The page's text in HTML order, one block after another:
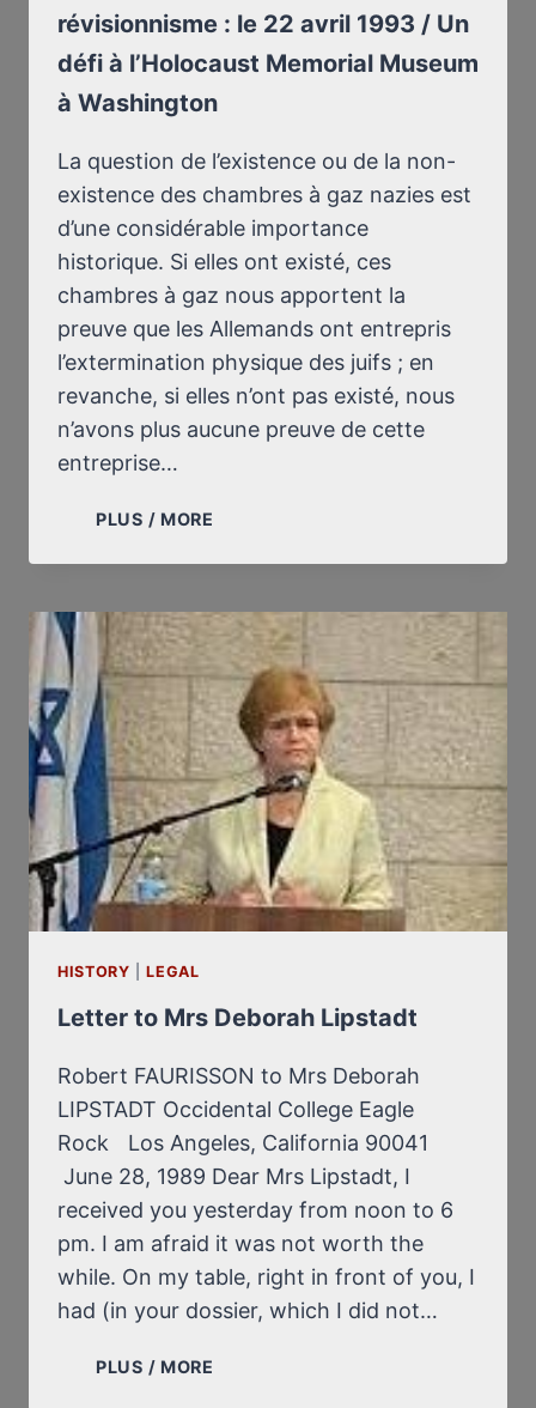
révisionnisme : le 22 avril 1993 / Un
défi à l’Holocaust Memorial Museum
à Washington
La question de l’existence ou de la non-
existence des chambres à gaz nazies est
d’une considérable importance
historique. Si elles ont existé, ces
chambres à gaz nous apportent la
preuve que les Allemands ont entrepris
l’extermination physique des juifs ; en
revanche, si elles n’ont pas existé, nous
n’avons plus aucune preuve de cette
entreprise…
PLUS / MORE
DANS
DU
RÉVISIONNISME
:
LE
22
AVRIL
1993
/
UN
DÉFI
À
L’HOLOCAUST
À
HISTORY |LEGAL
Letter to Mrs Deborah Lipstadt
Robert FAURISSON to Mrs Deborah
LIPSTADT Occidental College Eagle
Rock Los Angeles, California 90041
June 28, 1989 Dear Mrs Lipstadt, I
received you yesterday from noon to 6
pm. I am afraid it was not worth the
while. On my table, right in front of you, I
had (in your dossier, which I did not…
PLUS / MORE